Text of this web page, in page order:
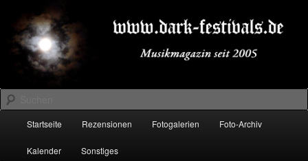
primären
Inhalt
springen
sekundären
Inhalt
springenDARK-FESTIVALS.DE
Suchen
Startseite Rezensionen Fotogalerien Foto-Archiv
Kalender Sonstiges